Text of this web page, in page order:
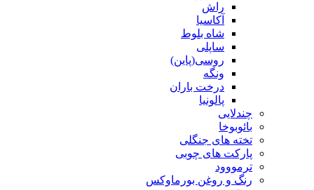
راش
آکاسیا
شاه بلوط
ساپلی
روسی(پاین)
ونگه
درخت باران
پالونیا
چندلایی
بائوبوخا
تخته های جنگلی
پارکت های چوبی
ترمووود
رنگ و روغن بورماوکس